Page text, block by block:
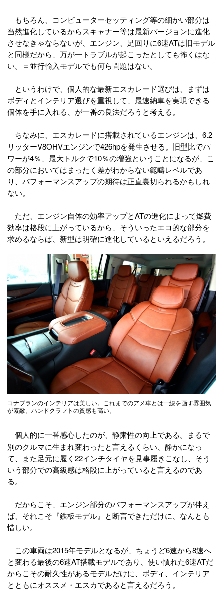
もちろん、コンピューターセッティング等の細かい部分は
当然進化しているからスキャナー等は最新バージョンに進化
させなきゃならないが、エンジン、足回りに6速ATは旧モデル
と同様だから、万が一トラブルが起こったとしても怖くはな
い。＝並行輸入モデルでも何ら問題はない。
というわけで、個人的な最新エスカレード選びは、まずは
ボディとインテリア選びを重視して、最速納車を実現できる
個体を手に入れる、が一番の良法だろうと考える。
ちなみに、エスカレードに搭載されているエンジンは、6.2
リッターV8OHVエンジンで426hpを発生させる。旧型比でパ
ワーが4％、最大トルクで10％の増強ということになるが、こ
の部分においてはまったく差がわからない範疇レベルであ
り、パフォーマンスアップの期待は正直裏切られるかもしれ
ない。
ただ、エンジン自体の効率アップとATの進化によって燃費
効率は格段に上がっているから、そういったエコ的な部分を
求めるならば、新型は明確に進化しているといえるだろう。
コナブランのインテリアは美しい。これまでのアメ車とは一線を画す雰囲気
が素敵。ハンドクラフトの質感も高い。
個人的に一番感心したのが、静粛性の向上である。まるで
別のクルマに生まれ変わったと言えるくらい、静かになっ
て、また足元に履く22インチタイヤを見事履きこなし、そう
いう部分での高級感は格段に上がっていると言えるのであ
る。
だからこそ、エンジン部分のパフォーマンスアップが伴え
ば、それこそ『鉄板モデル』と断言できただけに、なんとも
惜しい。
この車両は2015年モデルとなるが、ちょうど6速から8速へ
と変わる最後の6速AT搭載モデルであり、使い慣れた6速ATだ
からこその耐久性があるモデルだけに、ボディ、インテリア
とともにオススメ・エスカであると言えるだろう。